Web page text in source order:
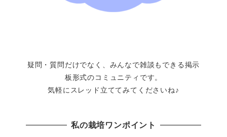
疑問・質問だけでなく、みんなで雑談もできる掲示
板形式のコミュニティです。
気軽にスレッド立ててみてくださいね♪
私の栽培ワンポイント